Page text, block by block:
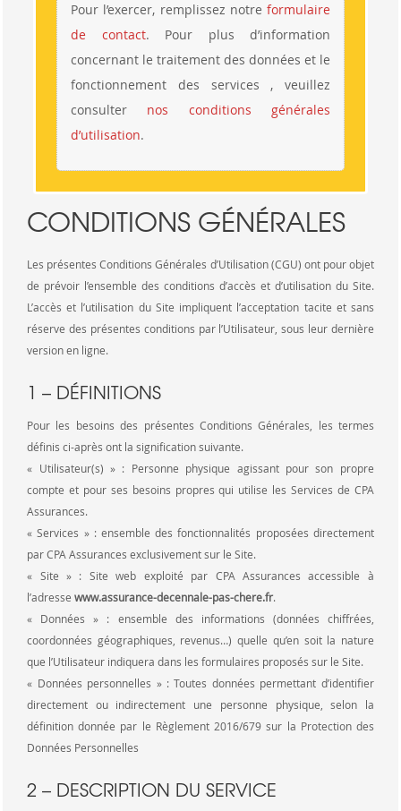
Pour l’exercer, remplissez notre formulaire
de contact. Pour plus d’information
concernant le traitement des données et le
fonctionnement des services , veuillez
consulter nos conditions générales
d’utilisation.
CONDITIONS GÉNÉRALES
Les présentes Conditions Générales d’Utilisation (CGU) ont pour objet
de prévoir l’ensemble des conditions d’accès et d’utilisation du Site.
L’accès et l’utilisation du Site impliquent l’acceptation tacite et sans
réserve des présentes conditions par l’Utilisateur, sous leur dernière
version en ligne.
1 – DÉFINITIONS
Pour les besoins des présentes Conditions Générales, les termes
définis ci-après ont la signification suivante.
« Utilisateur(s) » : Personne physique agissant pour son propre
compte et pour ses besoins propres qui utilise les Services de CPA
Assurances.
« Services » : ensemble des fonctionnalités proposées directement
par CPA Assurances exclusivement sur le Site.
« Site » : Site web exploité par CPA Assurances accessible à
l’adressewww.assurance-decennale-pas-chere.fr.
« Données » : ensemble des informations (données chiffrées,
coordonnées géographiques, revenus…) quelle qu’en soit la nature
que l’Utilisateur indiquera dans les formulaires proposés sur le Site.
« Données personnelles » : Toutes données permettant d’identifier
directement ou indirectement une personne physique, selon la
définition donnée par le Règlement 2016/679 sur la Protection des
Données Personnelles
2 – DESCRIPTION DU SERVICE